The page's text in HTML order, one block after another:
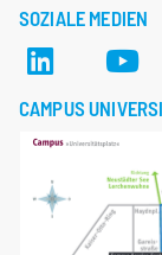
SOZIALE MEDIEN
CAMPUS